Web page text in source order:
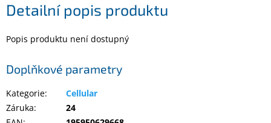
Friday
VÝPRODEJ
Detailní popis produktu
Popis produktu není dostupný
Doplňkové parametry
Kategorie:
Cellular
Záruka:
24